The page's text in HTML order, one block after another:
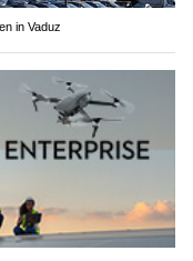
in Vaduz